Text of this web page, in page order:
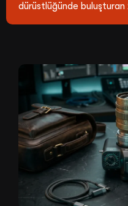
dürüstlüğünde buluşturan